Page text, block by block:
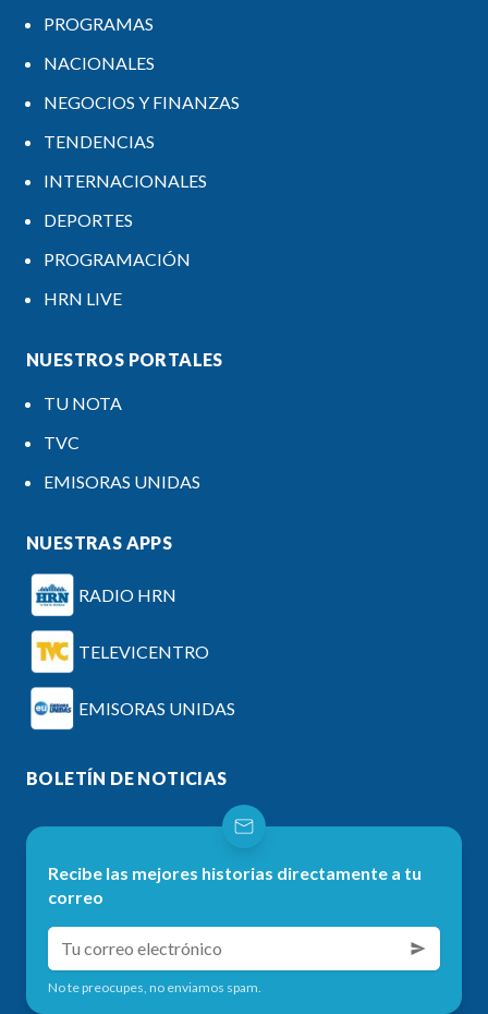
PROGRAMAS
NACIONALES
NEGOCIOS Y FINANZAS
TENDENCIAS
INTERNACIONALES
DEPORTES
PROGRAMACIÓN
HRN LIVE
NUESTROS PORTALES
TU NOTA
TVC
EMISORAS UNIDAS
NUESTRAS APPS
RADIO HRN
TELEVICENTRO
EMISORAS UNIDAS
BOLETÍN DE NOTICIAS
Recibe las mejores historias directamente a tu
correo
No te preocupes, no enviamos spam.